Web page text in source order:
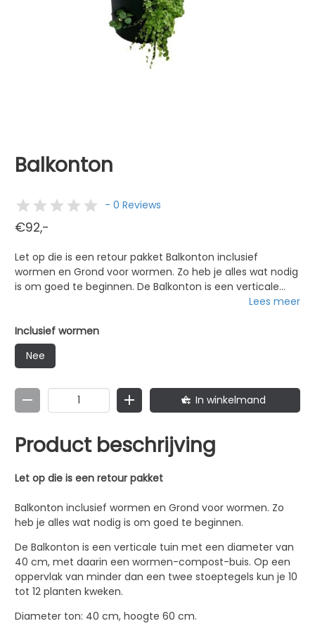
Balkonton
- 0 Reviews
€92,-
Let op die is een retour pakket Balkonton inclusief
wormen en Grond voor wormen. Zo heb je alles wat nodig
is om goed te beginnen. De Balkonton is een verticale
tuin met een diameter van 40 cm, met daarin een
dan een twee stoeptegels kun je 10 tot 12 planten kweken.
Diameter ton: 40 cm, hoogte 60 cm. Inhoud ton: 60 liter
Kleur: Donkergroen 9 plantgaten rondom 2 a 4 planten
afval. Denk aan een handjevol om de paar dagen.
Genoeg om je wormen levend en je bodem gezond te
Lees meer
Inclusief wormen
Nee
In winkelmand
Product beschrijving
Let op die is een retour pakket
Balkonton inclusief wormen en Grond voor wormen. Zo
heb je alles wat nodig is om goed te beginnen.
De Balkonton is een verticale tuin met een diameter van
40 cm, met daarin een wormen-compost-buis. Op een
oppervlak van minder dan een twee stoeptegels kun je 10
tot 12 planten kweken.
Diameter ton: 40 cm, hoogte 60 cm.